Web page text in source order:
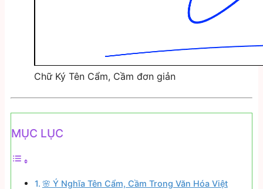
Chữ Ký Tên Cẩm, Cầm đơn giản
MỤC LỤC
🌸 Ý Nghĩa Tên Cẩm, Cầm Trong Văn Hóa Việt